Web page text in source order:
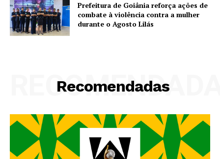
Prefeitura de Goiânia reforça ações de
combate à violência contra a mulher
durante o Agosto Lilás
Recomendadas